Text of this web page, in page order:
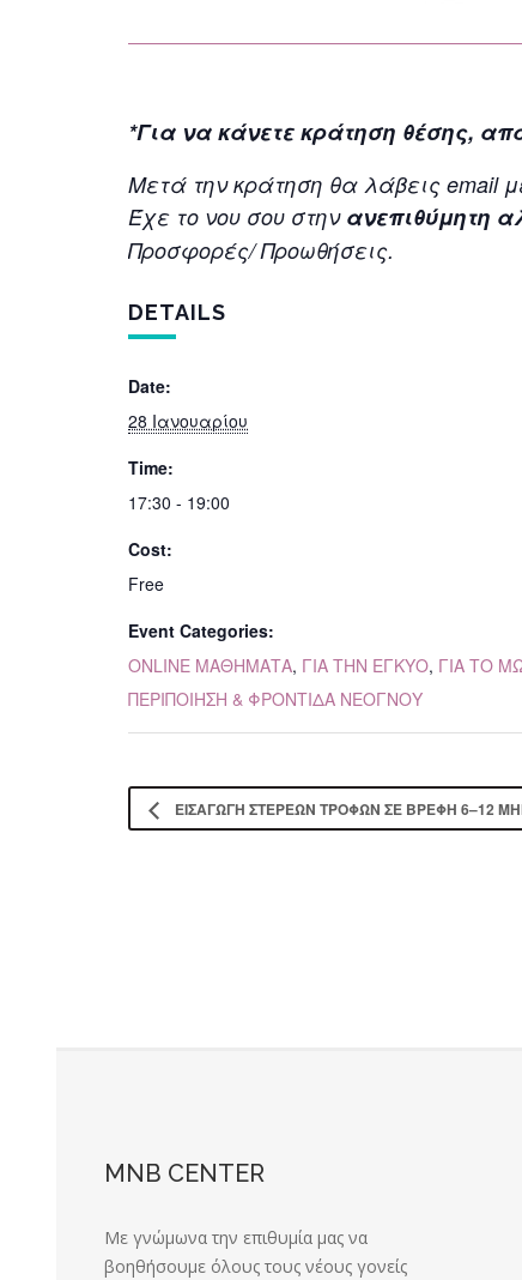
*Για να κάνετε κράτηση θέσης,
Μετά την κράτηση θα λάβεις email
Έχε το νου σου στην ανεπιθύμητη
Προσφορές/ Προωθήσεις.
DETAILS
Date:
28 Ιανουαρίου
Time:
17:30 - 19:00
Cost:
Free
Event Categories:
ONLINE ΜΑΘΗΜΑΤΑ, ΓΙΑ ΤΗΝ ΕΓΚΥΟ, ΓΙΑ ΤΟ
ΠΕΡΙΠΟΙΗΣΗ & ΦΡΟΝΤΙΔΑ ΝΕΟΓΝΟΥ
ΕΙΣΑΓΩΓΗ ΣΤΕΡΕΩΝ ΤΡΟΦΩΝ ΣΕ ΒΡΕΦΗ 6–12
MNB CENTER
Με γνώμωνα την επιθυμία μας να
βοηθήσουμε όλους τους νέους γονείς